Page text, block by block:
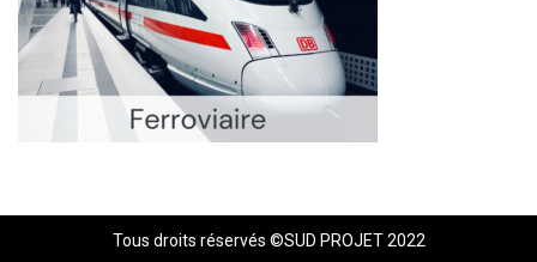
Tous droits réservés ©SUD PROJET 2022